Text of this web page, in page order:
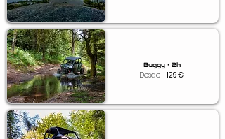
Buggy • 2h
Desde 129€